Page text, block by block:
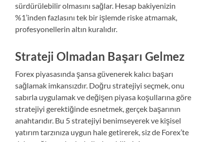
sürdürülebilir olmasını sağlar. Hesap bakiyenizin
%1’inden fazlasını tek bir işlemde riske atmamak,
profesyonellerin altın kuralıdır.
Strateji Olmadan Başarı Gelmez
Forex piyasasında şansa güvenerek kalıcı başarı
sağlamak imkansızdır. Doğru stratejiyi seçmek, onu
sabırla uygulamak ve değişen piyasa koşullarına göre
stratejiyi gerektiğinde esnetmek, gerçek başarının
anahtarıdır. Bu 5 stratejiyi benimseyerek ve kişisel
yatırım tarzınıza uygun hale getirerek, siz de Forex’te